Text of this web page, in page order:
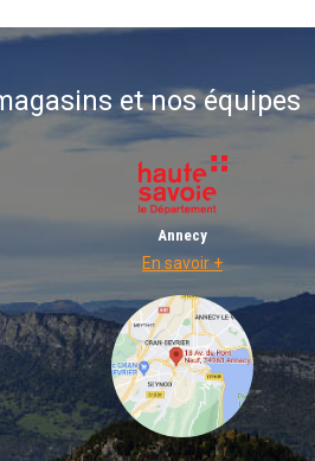
et nos équipes
Annecy
En savoir +